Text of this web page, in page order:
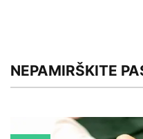
NEPAMIRŠKITE